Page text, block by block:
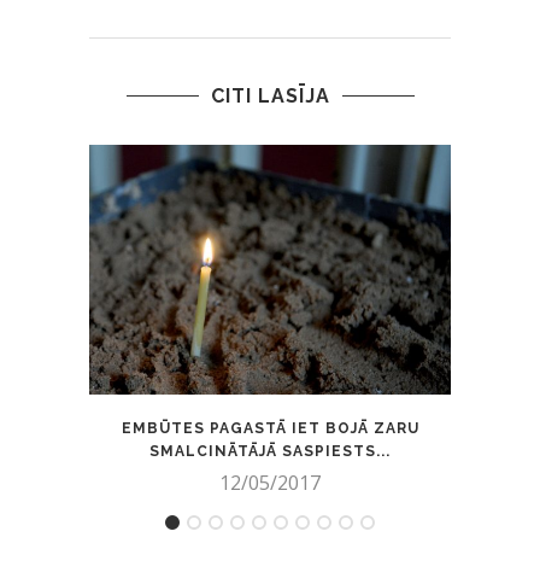
CITI LASĪJA
EMBŪTES PAGASTĀ IET BOJĀ ZARU
SMALCINĀTĀJĀ SASPIESTS...
12/05/2017